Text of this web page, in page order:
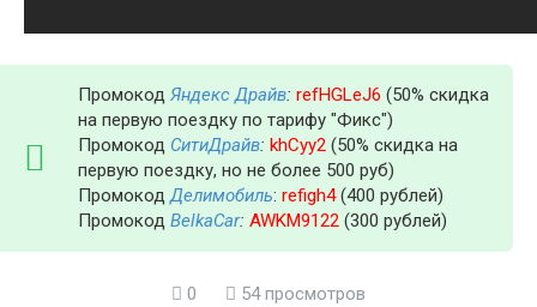
Промокод Яндекс Драйв: refHGLeJ6 (50% скидка
на первую поездку по тарифу "Фикс")
Промокод СитиДрайв: khCyy2 (50% скидка на
первую поездку, но не более 500 руб)
ПромокодДелимобиль: refigh4(400 рублей)
Промокод BelkaCar: AWKM9122 (300 рублей)
0 54 просмотров